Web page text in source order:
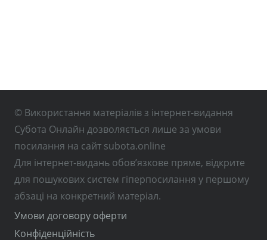
© Використання матеріалів з інтернет-видання
Субота Онлайн дозволяється лише за умови
посилання на сайт subota.online
Для інтернет-видань обов’язкове пряме, відкрите
для пошукових систем гіперпосилання у першому
абзаці на конкретний матеріал.
Умови договору оферти
Конфіденційність